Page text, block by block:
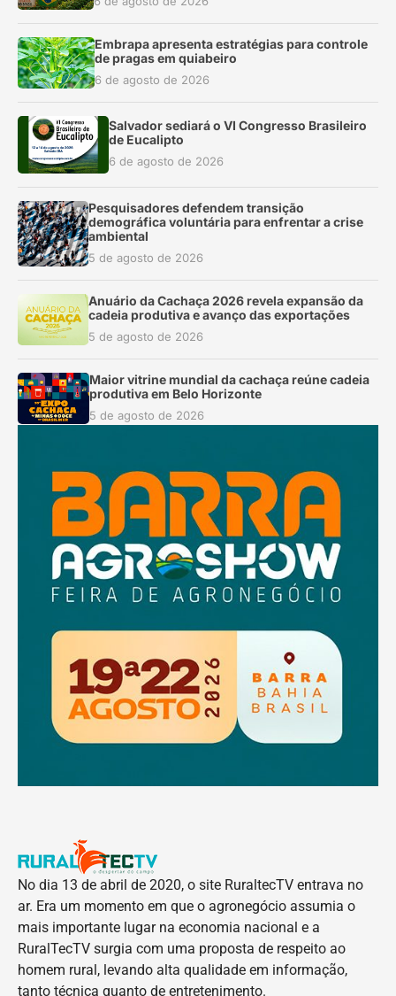
Embrapa apresenta estratégias para controle
de pragas em quiabeiro
6 de agosto de 2026
Salvador sediará o VI Congresso Brasileiro
de Eucalipto
6 de agosto de 2026
Pesquisadores defendem transição
demográfica voluntária para enfrentar a crise
ambiental
5 de agosto de 2026
Anuário da Cachaça 2026 revela expansão da
cadeia produtiva e avanço das exportações
5 de agosto de 2026
Maior vitrine mundial da cachaça reúne cadeia
produtiva em Belo Horizonte
5 de agosto de 2026
No dia 13 de abril de 2020, o site RuraltecTV entrava no
ar. Era um momento em que o agronegócio assumia o
mais importante lugar na economia nacional e a
RuralTecTV surgia com uma proposta de respeito ao
homem rural, levando alta qualidade em informação,
tanto técnica quanto de entretenimento.